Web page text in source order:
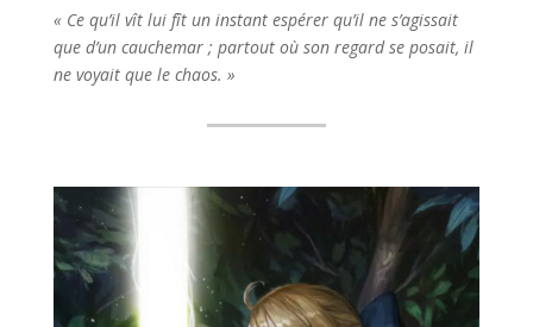
« Ce qu’il vît lui fît un instant espérer qu’il ne s’agissait
que d’un cauchemar ; partout où son regard se posait, il
ne voyait que le chaos. »